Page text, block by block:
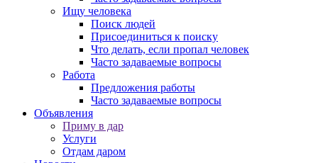
Ищу человека
Поиск людей
Присоединиться к поиску
Что делать, если пропал человек
Часто задаваемые вопросы
Работа
Предложения работы
Часто задаваемые вопросы
Объявления
Приму в дар
Услуги
Отдам даром